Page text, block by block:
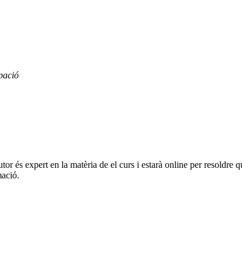
és expert en la matèria de el curs i estarà online per resoldre